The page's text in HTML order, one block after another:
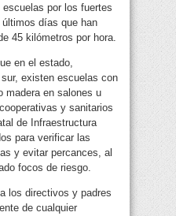
por los fuertes
días que han
45 kilómetros por hora.
en el estado,
existen escuelas con
madera en salones u
y sanitarios
de Infraestructura
para verificar las
y evitar percances, al
focos de riesgo.
los directivos y padres
de cualquier